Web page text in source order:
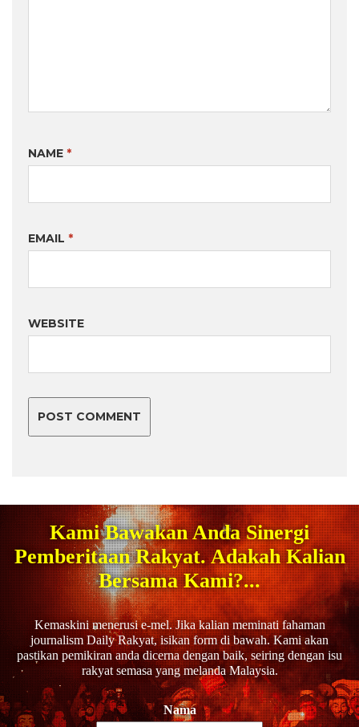
NAME *
EMAIL *
WEBSITE
Kami Bawakan Anda Sinergi
Pemberitaan Rakyat. Adakah Kalian
Bersama Kami?...
Kemaskini menerusi e-mel. Jika kalian meminati fahaman
journalism Daily Rakyat, isikan form di bawah. Kami akan
pastikan pemikiran anda dicerna dengan baik, seiring dengan isu
rakyat semasa yang melanda Malaysia.
Nama